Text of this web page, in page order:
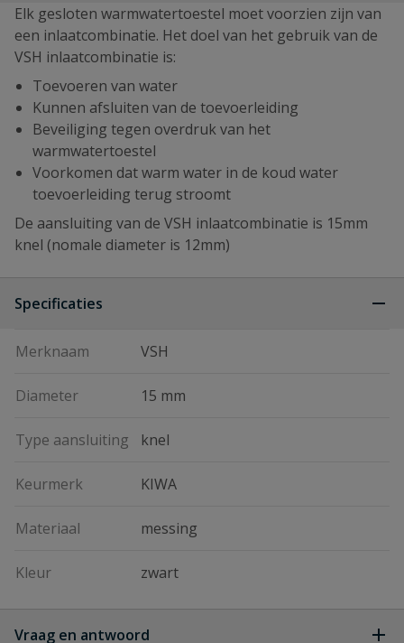
Elk gesloten warmwatertoestel moet voorzien zijn van
een inlaatcombinatie. Het doel van het gebruik van de
VSH inlaatcombinatie is:
Toevoeren van water
Kunnen afsluiten van de toevoerleiding
Beveiliging tegen overdruk van het
warmwatertoestel
Voorkomen dat warm water in de koud water
toevoerleiding terug stroomt
De aansluiting van de VSH inlaatcombinatie is 15mm
knel (nomale diameter is 12mm)
Specificaties
Merknaam VSH
Diameter 15 mm
Type aansluiting knel
Keurmerk KIWA
Materiaal messing
Kleur zwart
Vraag en antwoord